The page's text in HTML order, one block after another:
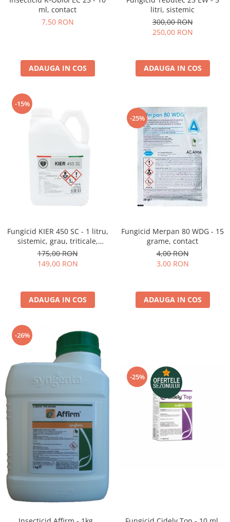
ml, contact
7,50 RON
ADAUGA IN COS
litri, sistemic
300,00 RON
250,00 RON
ADAUGA IN COS
-15%
Fungicid KIER 450 SC - 1 litru,
sistemic, grau, triticale,
secara, sfecla de zahar, orz
175,00 RON
149,00 RON
ADAUGA IN COS
-25%
Fungicid Merpan 80 WDG - 15
grame, contact
4,00 RON
3,00 RON
ADAUGA IN COS
-26%
-25%